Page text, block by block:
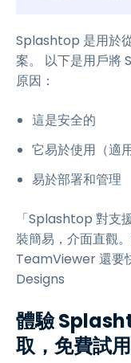
Splashtop 是用於
案。 以下是用戶將
原因：
這是安全的
它易於使用（適
易於部署和管理
「Splashtop 對支
裝簡易，介面直觀
TeamViewer 還要
Designs
體驗
取，免費試用